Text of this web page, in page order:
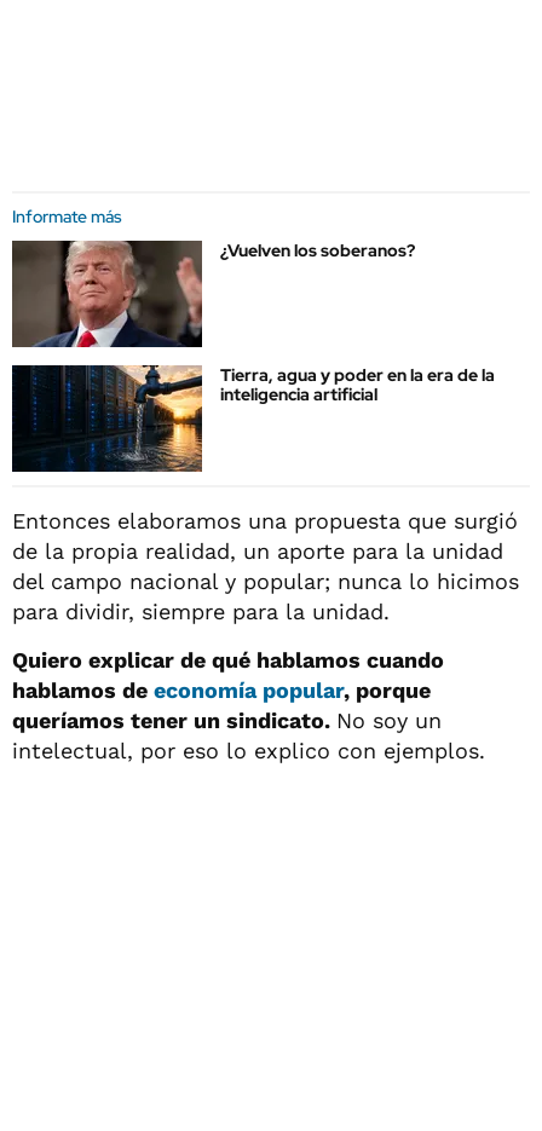
Informate más
¿Vuelven los soberanos?
Tierra, agua y poder en la era de la
inteligencia artificial
Entonces elaboramos una propuesta que surgió
de la propia realidad, un aporte para la unidad
del campo nacional y popular; nunca lo hicimos
para dividir, siempre para la unidad.
Quiero explicar de qué hablamos cuando
hablamos de economía popular, porque
queríamos tener un sindicato. No soy un
intelectual, por eso lo explico con ejemplos.